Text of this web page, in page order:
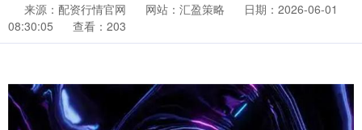
来源：配资行情官网 网站：汇盈策略
日期：2026-06-01
08:30:05
查看：203